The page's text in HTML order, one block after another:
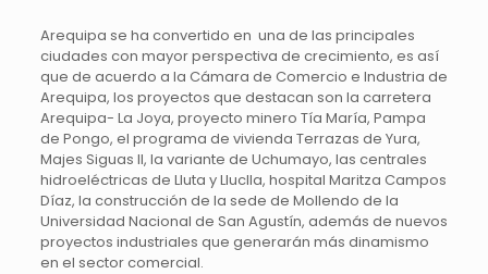
Arequipa se ha convertido en una de las principales
ciudades con mayor perspectiva de crecimiento, es así
que de acuerdo a la Cámara de Comercio e Industria de
Arequipa, los proyectos que destacan son la carretera
Arequipa- La Joya, proyecto minero Tía María, Pampa
de Pongo, el programa de vivienda Terrazas de Yura,
Majes Siguas II, la variante de Uchumayo, las centrales
hidroeléctricas de Lluta y Lluclla, hospital Maritza Campos
Díaz, la construcción de la sede de Mollendo de la
Universidad Nacional de San Agustín, además de nuevos
proyectos industriales que generarán más dinamismo
en el sector comercial.